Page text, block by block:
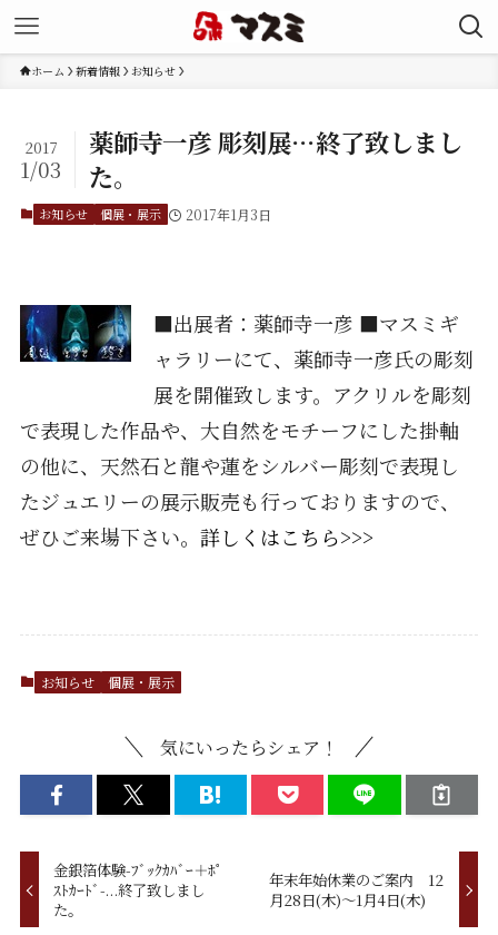
ホーム 新着情報 お知らせ
薬師寺一彦 彫刻展…終了致しまし
た。
2017
1/03
お知らせ 個展・展示 2017年1月3日
■出展者：薬師寺一彦 ■マスミギ
ャラリーにて、薬師寺一彦氏の彫刻
展を開催致します。アクリルを彫刻
で表現した作品や、大自然をモチーフにした掛軸
の他に、天然石と龍や蓮をシルバー彫刻で表現し
たジュエリーの展示販売も行っておりますので、
ぜひご来場下さい。 詳しくはこちら>>>
お知らせ 個展・展示
気にいったらシェア！
金銀箔体験-ﾌﾞｯｸｶﾊﾞｰ＋ﾎﾟ
ｽﾄｶｰﾄﾞ-...終了致しまし
た。
年末年始休業のご案内 12
月28日(木)～1月4日(木)